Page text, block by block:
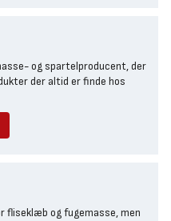
og spartelproducent, der
der altid er finde hos
fliseklæb og fugemasse, men